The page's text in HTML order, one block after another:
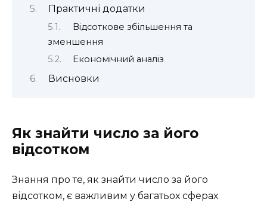
Практичні додатки
Відсоткове збільшення та
зменшення
Економічний аналіз
Висновки
Як знайти число за його
відсотком
Знання про те, як знайти число за його
відсотком, є важливим у багатьох сферах